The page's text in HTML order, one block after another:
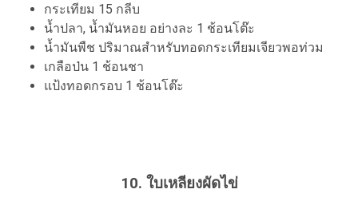
กระเทียม 15 กลีบ
น้ำปลา, น้ำมันหอย อย่างละ 1 ช้อนโต๊ะ
น้ำมันพืช ปริมาณสำหรับทอดกระเทียมเจียวพอท่วม
เกลือป่น 1 ช้อนชา
แป้งทอดกรอบ 1 ช้อนโต๊ะ
10. ใบเหลียงผัดไข่